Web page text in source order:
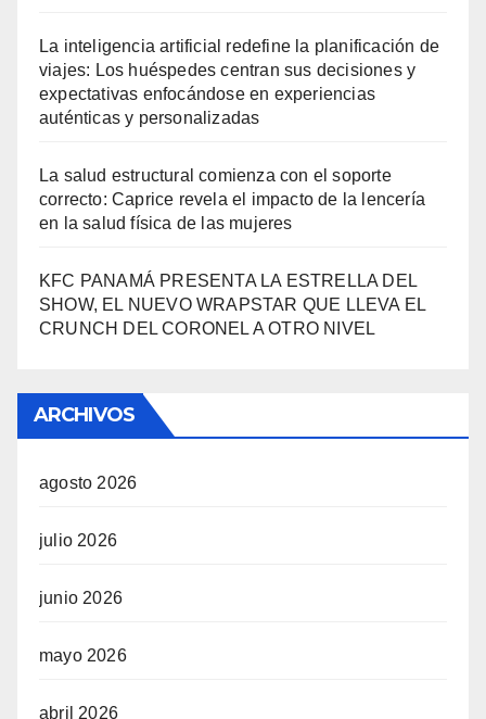
La inteligencia artificial redefine la planificación de
viajes: Los huéspedes centran sus decisiones y
expectativas enfocándose en experiencias
auténticas y personalizadas
La salud estructural comienza con el soporte
correcto: Caprice revela el impacto de la lencería
en la salud física de las mujeres
KFC PANAMÁ PRESENTA LA ESTRELLA DEL
SHOW, EL NUEVO WRAPSTAR QUE LLEVA EL
CRUNCH DEL CORONEL A OTRO NIVEL
ARCHIVOS
agosto 2026
julio 2026
junio 2026
mayo 2026
abril 2026